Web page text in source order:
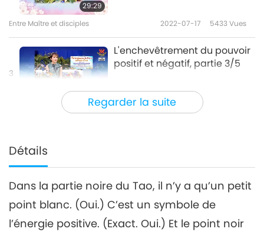
Regarder la suite
29:29
Entre Maître et disciples 2022-07-17 5433Vues
3
L'enchevêtrement du pouvoir
positif et négatif, partie 3/5
Entre Maître et disciples 2022-07-18
4
31:38
Entre Maître et disciples 2022-07-19 5675 Vues
L'enchevêtrement du pouvoir
positif et négatif, partie 5/5
Détails
Dans la partie noire du Tao, il n’y a qu’un petit
point blanc. (Oui.) C’est un symbole de
l’énergie positive. (Exact. Oui.) Et le point noir